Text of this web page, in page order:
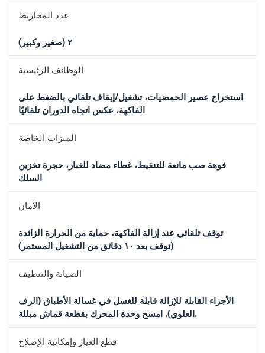
عدد المخاريط
٢ (صغير وكبير)
الوظائف الرئيسية
استخراج عصير الحمضيات، تشغيل/إيقاف تلقائي بالضغط على
الفاكهة، عكس اتجاه الدوران تلقائيًا
الميزات الخاصة
فوهة صب مانعة للتنقيط، غطاء مضاد للغبار، حجرة تخزين
السلك
الأمان
توقف تلقائي عند إزالة الفاكهة، حماية من الحرارة الزائدة
(توقف بعد ١٠ دقائق من التشغيل المستمر)
الصيانة والتنظيف
الأجزاء القابلة للإزالة قابلة للغسل في غسالة الأطباق (الرف
العلوي). امسح وحدة المحرك بقطعة قماش مبللة.
قطع الغيار وإمكانية الإصلاح